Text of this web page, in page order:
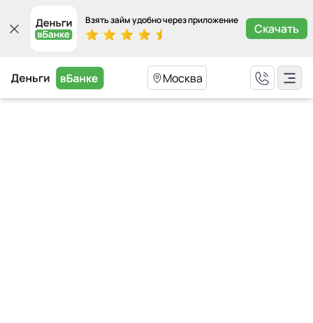
Взять займ удобно через приложение
Скачать
Москва